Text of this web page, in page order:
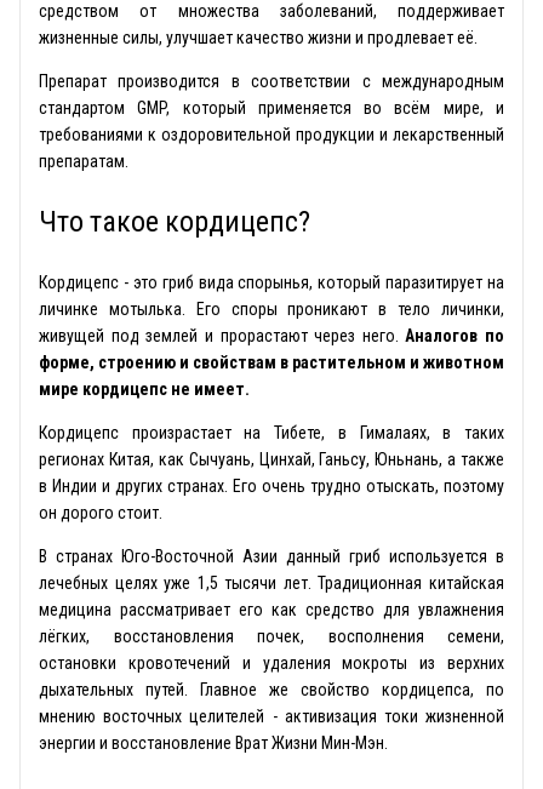
средством от множества заболеваний, поддерживает
жизненные силы, улучшает качество жизни и продлевает её.
Препарат производится в соответствии с международным
стандартом GMP, который применяется во всём мире, и
требованиями к оздоровительной продукции и лекарственный
препаратам.
Что такое кордицепс?
Кордицепс - это гриб вида спорынья, который паразитирует на
личинке мотылька. Его споры проникают в тело личинки,
живущей под землей и прорастают через него.Аналогов по
форме, строению и свойствам в растительном и животном
мире кордицепс не имеет.
Кордицепс произрастает на Тибете, в Гималаях, в таких
регионах Китая, как Сычуань, Цинхай, Ганьсу, Юньнань, а также
в Индии и других странах. Его очень трудно отыскать, поэтому
он дорого стоит.
В странах Юго-Восточной Азии данный гриб используется в
лечебных целях уже 1,5 тысячи лет. Традиционная китайская
медицина рассматривает его как средство для увлажнения
лёгких, восстановления почек, восполнения семени,
остановки кровотечений и удаления мокроты из верхних
дыхательных путей. Главное же свойство кордицепса, по
мнению восточных целителей - активизация токи жизненной
энергии и восстановление Врат Жизни Мин-Мэн.